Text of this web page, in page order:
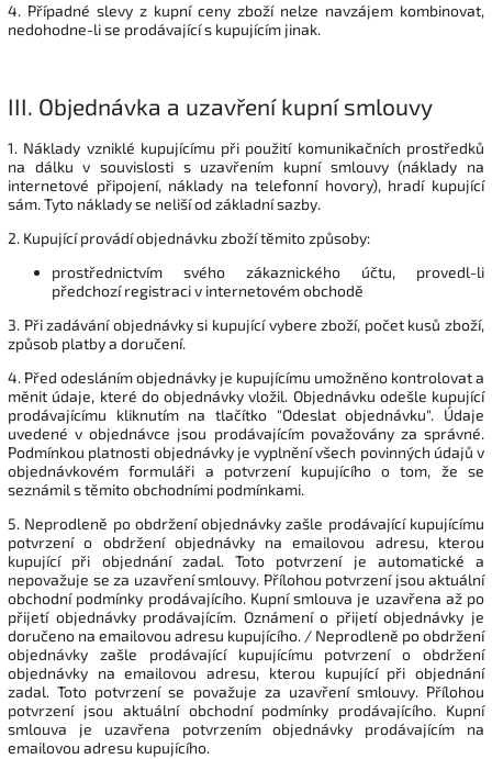
4. Případné slevy z kupní ceny zboží nelze navzájem kombinovat,
nedohodne-li se prodávající s kupujícím jinak.
III. Objednávka a uzavření kupní smlouvy
1. Náklady vzniklé kupujícímu při použití komunikačních prostředků
na dálku v souvislosti s uzavřením kupní smlouvy (náklady na
internetové připojení, náklady na telefonní hovory), hradí kupující
sám. Tyto náklady se neliší od základní sazby.
2. Kupující provádí objednávku zboží těmito způsoby:
prostřednictvím svého zákaznického účtu, provedl-li
předchozí registraci v internetovém obchodě
3. Při zadávání objednávky si kupující vybere zboží, počet kusů zboží,
způsob platby a doručení.
4. Před odesláním objednávky je kupujícímu umožněno kontrolovat a
měnit údaje, které do objednávky vložil. Objednávku odešle kupující
prodávajícímu kliknutím na tlačítko "Odeslat objednávku". Údaje
uvedené v objednávce jsou prodávajícím považovány za správné.
Podmínkou platnosti objednávky je vyplnění všech povinných údajů v
objednávkovém formuláři a potvrzení kupujícího o tom, že se
seznámil s těmito obchodními podmínkami.
5. Neprodleně po obdržení objednávky zašle prodávající kupujícímu
potvrzení o obdržení objednávky na emailovou adresu, kterou
kupující při objednání zadal. Toto potvrzení je automatické a
nepovažuje se za uzavření smlouvy. Přílohou potvrzení jsou aktuální
obchodní podmínky prodávajícího. Kupní smlouva je uzavřena až po
přijetí objednávky prodávajícím. Oznámení o přijetí objednávky je
doručeno na emailovou adresu kupujícího. / Neprodleně po obdržení
objednávky zašle prodávající kupujícímu potvrzení o obdržení
objednávky na emailovou adresu, kterou kupující při objednání
zadal. Toto potvrzení se považuje za uzavření smlouvy. Přílohou
potvrzení jsou aktuální obchodní podmínky prodávajícího. Kupní
smlouva je uzavřena potvrzením objednávky prodávajícím na
emailovou adresu kupujícího.